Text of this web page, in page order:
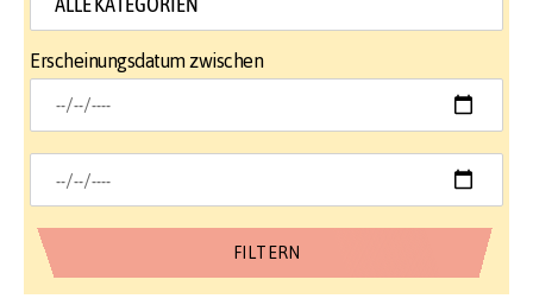
Erscheinungsdatum zwischen